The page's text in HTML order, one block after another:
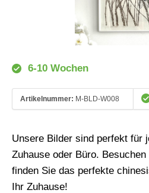
6-10 Wochen
Artikelnummer: M-BLD-W008
Unsere Bilder sind perfekt für
Zuhause oder Büro.
finden Sie das perfekte
Ihr Zuhause!